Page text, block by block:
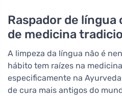
Raspador de
de medicina
A limpeza da língua não é
hábito tem raízes na
especificamente na
de cura mais antigos do